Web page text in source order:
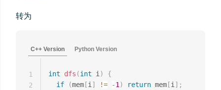
转为
C++ Version Python Version
int dfs (int i)
{
if
(mem [i] != -1) return mem [i] ;
1
2